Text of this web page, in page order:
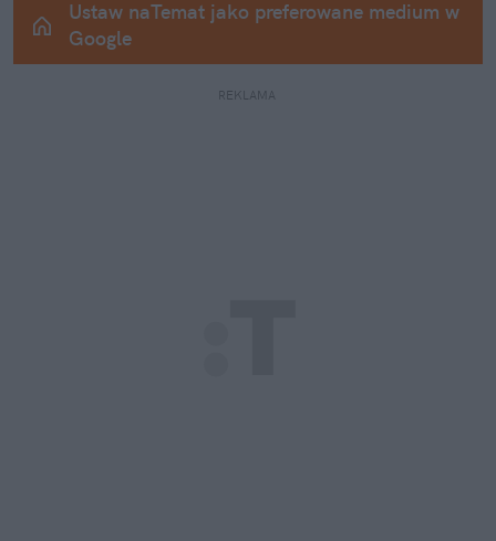
Ustaw naTemat jako preferowane medium w
Google
REKLAMA